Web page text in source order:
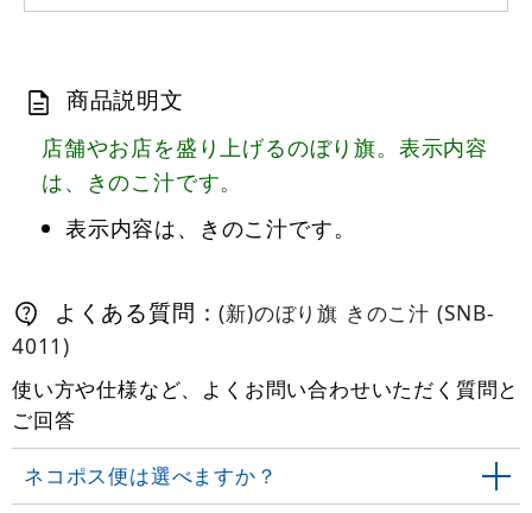
商品説明文
店舗やお店を盛り上げるのぼり旗。表示内容
は、きのこ汁です。
表示内容は、きのこ汁です。
よくある質問：(新)のぼり旗 きのこ汁 (SNB-
4011)
使い方や仕様など、よくお問い合わせいただく質問と
ご回答
ネコポス便は選べますか？